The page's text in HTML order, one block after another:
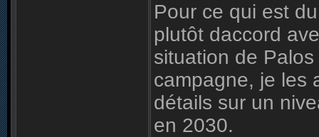
Pour ce qui est
plutôt daccord
situation de
campagne, je les
détails sur un
en 2030.